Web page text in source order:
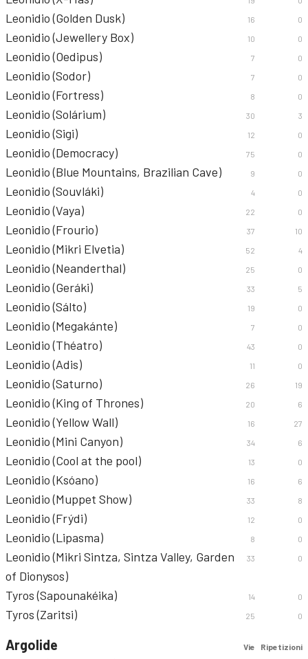
Leonidio (Golden Dusk) 16 0
Leonidio (Jewellery Box) 10 0
Leonidio (Oedipus) 7 0
Leonidio (Sodor) 7 0
Leonidio (Fortress) 8 0
Leonidio (Solárium) 30 3
Leonidio (Sigi) 12 0
Leonidio (Democracy) 75 0
Leonidio (Blue Mountains, Brazilian Cave) 9 0
Leonidio (Souvláki) 4 0
Leonidio (Vaya) 22 0
Leonidio (Frourio) 37 10
Leonidio (Mikri Elvetia) 52 4
Leonidio (Neanderthal) 25 0
Leonidio (Geráki) 33 5
Leonidio (Sálto) 19 0
Leonidio (Megakánte) 7 0
Leonidio (Théatro) 43 0
Leonidio (Adis) 11 0
Leonidio (Saturno) 26 19
Leonidio (King of Thrones) 20 6
Leonidio (Yellow Wall) 16 27
Leonidio (Mini Canyon) 34 6
Leonidio (Cool at the pool) 13 0
Leonidio (Ksóano) 16 6
Leonidio (Muppet Show) 33 8
Leonidio (Frýdi) 12 0
Leonidio (Lipasma) 8 0
Leonidio (Mikri Sintza, Sintza Valley, Garden
of Dionysos)
33 0
Tyros (Sapounakéika) 14 0
Tyros (Zaritsi) 25 0
Argolide Vie Ripetizioni